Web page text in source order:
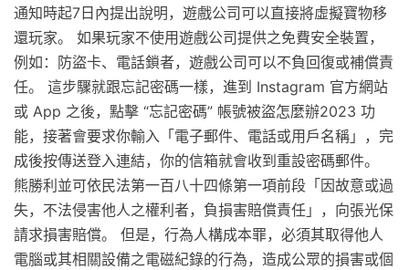
通知時起7日內提出說明，遊戲公司可以直接將虛擬寶物移
還玩家。 如果玩家不使用遊戲公司提供之免費安全裝置，
例如：防盜卡、電話鎖者，遊戲公司可以不負回復或補償責
任。 這步驟就跟忘記密碼一樣，進到 Instagram 官方網站
或 App 之後，點擊 “忘記密碼” 帳號被盜怎麼辦2023 功
能，接著會要求你輸入「電子郵件、電話或用戶名稱」，完
成後按傳送登入連結，你的信箱就會收到重設密碼郵件。
熊勝利並可依民法第一百八十四條第一項前段「因故意或過
失，不法侵害他人之權利者，負損害賠償責任」，向張光保
請求損害賠償。 但是，行為人構成本罪，必須其取得他人
電腦或其相關設備之電磁紀錄的行為，造成公眾的損害或個